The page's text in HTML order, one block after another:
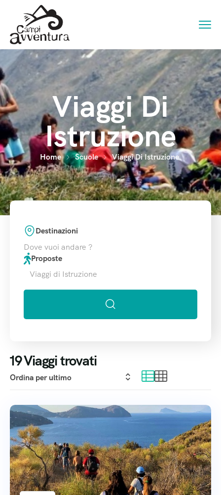
Viaggi Di
Istruzione
Home Scuole Viaggi Di Istruzione
Destinazioni
Dove vuoi andare ?
Proposte
Viaggi di Istruzione
19Viaggi trovati